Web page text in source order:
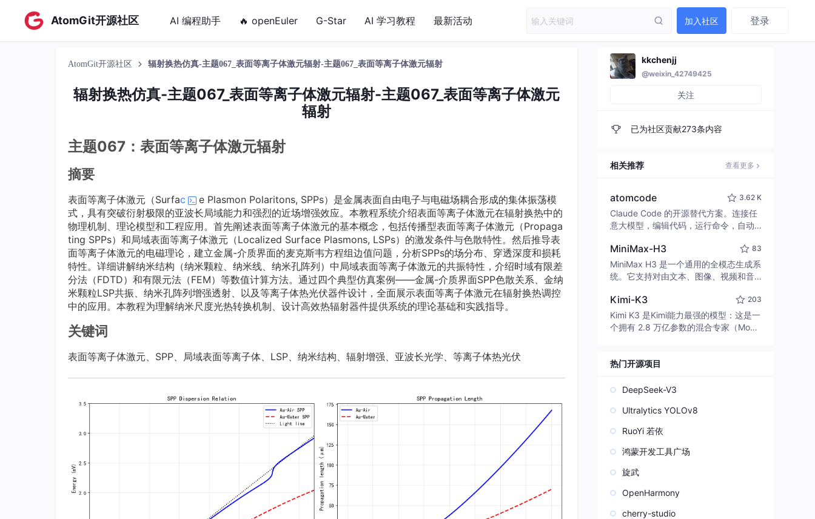
AtomGit开源社区 AI 编程助手 🔥 openEuler G-Star AI 学习教程 最新活动 加入社区 登录
AtomGit开源社区 辐射换热仿真-主题067_表面等离子体激元辐射-主题067_表面等离子体激元辐射
辐射换热仿真-主题067_表面等离子体激元辐射-主题067_表面等离子体激元
辐射
主题067：表面等离子体激元辐射
摘要
表面等离子体激元（Surfac
e Plasmon Polaritons, SPPs）是金属表面自由电子与电磁场耦合形成的集体振荡模
式，具有突破衍射极限的亚波长局域能力和强烈的近场增强效应。本教程系统介绍表面等离子体激元在辐射换热中的
物理机制、理论模型和工程应用。首先阐述表面等离子体激元的基本概念，包括传播型表面等离子体激元（Propaga
ting SPPs）和局域表面等离子体激元（Localized Surface Plasmons, LSPs）的激发条件与色散特性。然后推导表
面等离子体激元的电磁理论，建立金属-介质界面的麦克斯韦方程组边值问题，分析SPPs的场分布、穿透深度和损耗
特性。详细讲解纳米结构（纳米颗粒、纳米线、纳米孔阵列）中局域表面等离子体激元的共振特性，介绍时域有限差
分法（FDTD）和有限元法（FEM）等数值计算方法。通过四个典型仿真案例——金属-介质界面SPP色散关系、金纳
米颗粒LSP共振、纳米孔阵列增强透射、以及等离子体热光伏器件设计，全面展示表面等离子体激元在辐射换热调控
中的应用。本教程为理解纳米尺度光热转换机制、设计高效热辐射器件提供系统的理论基础和实践指导。
关键词
表面等离子体激元、SPP、局域表面等离子体、LSP、纳米结构、辐射增强、亚波长光学、等离子体热光伏
kkchenjj
@weixin_42749425
关注
已为社区贡献273条内容
相关推荐 查看更多
atomcode 3.62 K
Claude Code 的开源替代方案。连接任
意大模型，编辑代码，运行命令，自动
致性能。 ｜ An open-source alternativ
e to Claude Code. Connect any LLM,
edit code, run commands, and verify
MiniMax-H3 83
MiniMax H3 是一个通用的全模态生成系
统。它支持对由文本、图像、视频和音
并能生成分辨率高达 2K、时长可达 15
秒的带原生立体声音频的视频。得益于
面向任务泛化的系统设计，H3 在预训练
模态指令。
Kimi-K3 203
Kimi K3 是Kimi能力最强的模型：这是一
个拥有 2.8 万亿参数的混合专家（Mo
热门开源项目
DeepSeek-V3
Ultralytics YOLOv8
RuoYi 若依
鸿蒙开发工具广场
旋武
OpenHarmony
cherry-studio